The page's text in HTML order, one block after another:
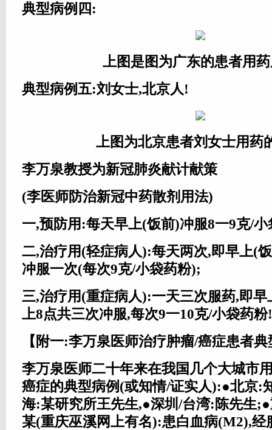
典型病例四:
上图是图为广东的患者用
典型病例五:刘女士,北京人!
上图为北京患者刘女士用药
李万泉教授为新冠肺炎献计献策
(李医师防治新冠中药散剂用法)
一,预防用:每天早上(饭前)冲服8一9克/
二,治疗用(轻症病人):每天两次,即早上(
冲服一次(每次9克/小袋药粉);
三,治疗用(重症病人):一天三次服药,即早
上8点共三次冲服,每次9一10克/小袋药
【附一:李万泉医师治疗肿瘤/癌症患者
李万泉医师二十年来在我国几个大城市
癌症的典型病例(或知情/证实人):●北京:
海:某研究所王先生,●深圳/台湾:陈先生
某(重庆巫溪网上有名):患白血病(M2),经